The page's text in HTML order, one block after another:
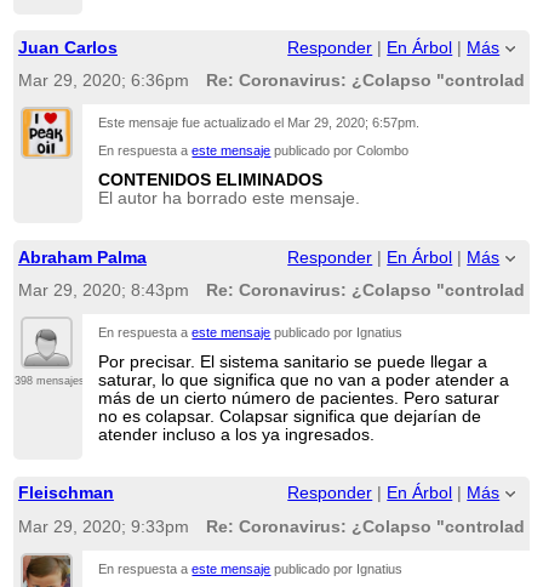
Juan Carlos Responder En Árbol
Más
Mar 29, 2020; 6:36pm
Re: Coronavirus: ¿Colapso
Este mensaje fue actualizado el Mar 29, 2020; 6:57pm
En respuesta aeste mensaje publicado por Colombo
CONTENIDOS ELIMINADOS
El autor ha borrado este mensaje.
Abraham Palma Responder | En Árbol | Más
Mar 29, 2020; 8:43pm
Re: Coronavirus: ¿Colapso
398 mensajes
En respuesta aeste mensaje publicado por Ignatius
Por precisar. El sistema sanitario se puede llegar a
saturar, lo que significa que no van a poder atender a
más de un cierto número de pacientes. Pero saturar
no es colapsar. Colapsar significa que dejarían de
atender incluso a los ya ingresados.
Fleischman Responder En Árbol
Más
Mar 29, 2020; 9:33pm
Re: Coronavirus: ¿Colapso
En respuesta aeste mensaje publicado por Ignatius